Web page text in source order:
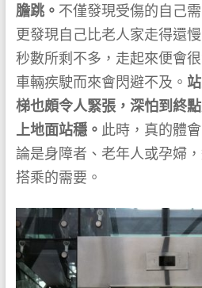
膽跳。 不僅發現受傷的自己
更發現自己比老人家走得還
秒數所剩不多，走起來便會
車輛疾駛而來會閃避不及。
梯也頗令人緊張，深怕到終
上地面站穩。 此時，真的體
論是身障者、老年人或孕婦
搭乘的需要。